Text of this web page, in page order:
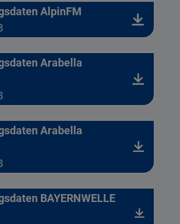
AlpinFM
Arabella
Arabella
BAYERNWELLE